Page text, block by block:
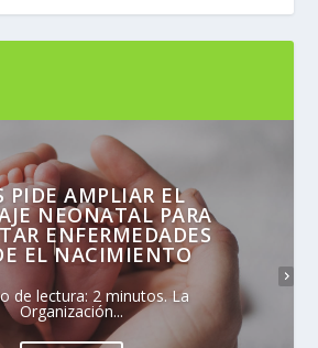
PIDE AMPLIAR EL
NEONATAL PARA
ENFERMEDADES
EL NACIMIENTO
de lectura: 2 minutos. La
Organización...